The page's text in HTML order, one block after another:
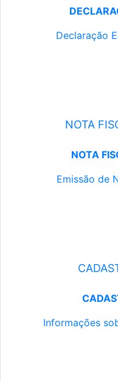
Declaração
NOTA
NOTA
Emissão de
Informações